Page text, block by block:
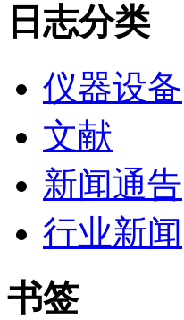
日志分类
仪器设备
文献
新闻通告
行业新闻
书签